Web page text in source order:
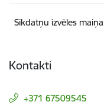
Sīkdatņu izvēles maiņa
Kontakti
+371 67509545